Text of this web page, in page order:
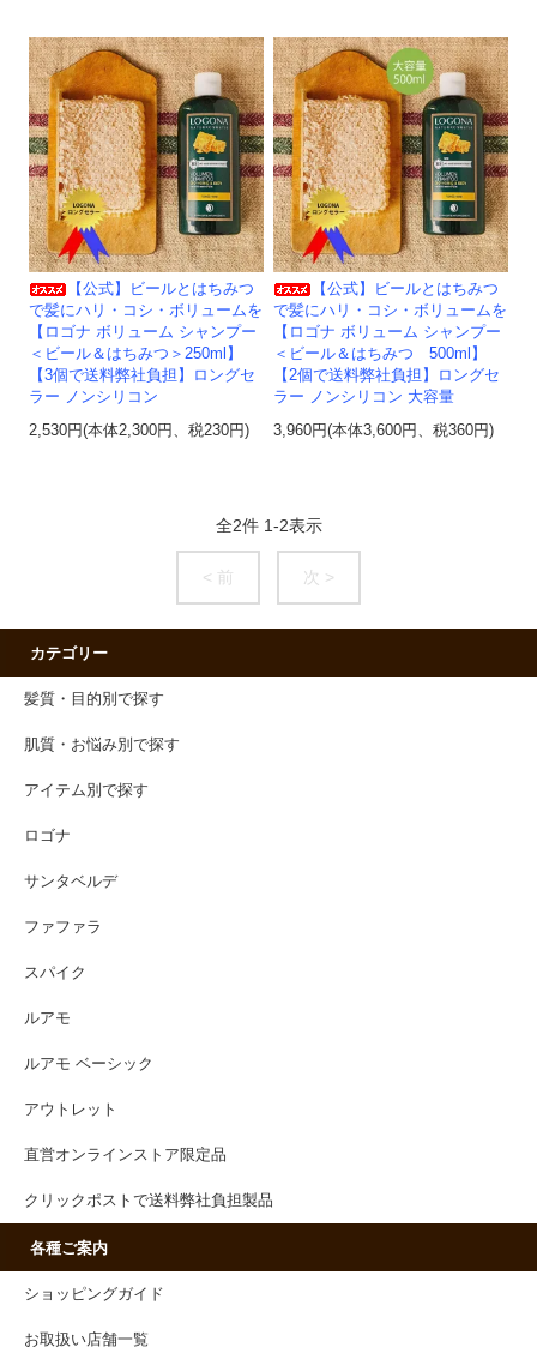
【公式】ビールとはちみつ
で髪にハリ・コシ・ボリュームを
【ロゴナ ボリューム シャンプー
＜ビール＆はちみつ＞250ml】
【3個で送料弊社負担】ロングセ
ラー ノンシリコン
2,530円(本体2,300円、税230円)
【公式】ビールとはちみつ
で髪にハリ・コシ・ボリュームを
【ロゴナ ボリューム シャンプー
＜ビール＆はちみつ 500ml】
【2個で送料弊社負担】ロングセ
ラー ノンシリコン 大容量
3,960円(本体3,600円、税360円)
全2件 1-2表示
< 前 次 >
カテゴリー
髪質・目的別で探す
肌質・お悩み別で探す
アイテム別で探す
ロゴナ
サンタベルデ
ファファラ
スパイク
ルアモ
ルアモ ベーシック
アウトレット
直営オンラインストア限定品
クリックポストで送料弊社負担製品
各種ご案内
ショッピングガイド
お取扱い店舗一覧